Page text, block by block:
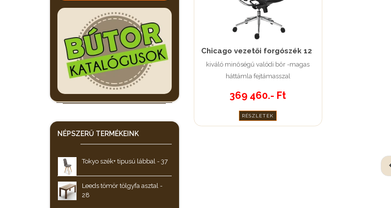
Chicago vezetői forgószék 12
kiváló minőségű valódi bőr -magas
háttámla fejtámasszal
369 460.- Ft
RÉSZLETEK
NÉPSZERŰ TERMÉKEINK
Tokyo szék+ tipusú lábbal - 37
Leeds tömör tölgyfa asztal -
28